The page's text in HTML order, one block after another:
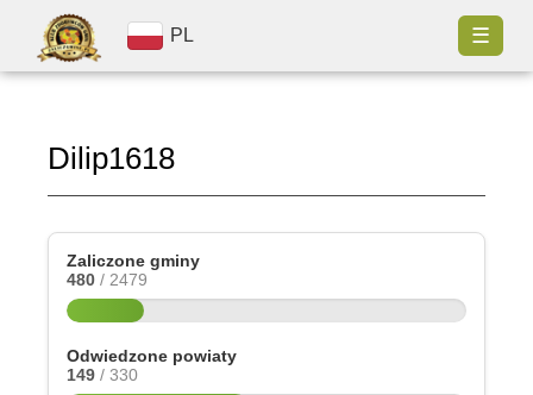
PL ☰
Dilip1618
Zaliczone gminy
480 / 2479
Odwiedzone powiaty
149 / 330